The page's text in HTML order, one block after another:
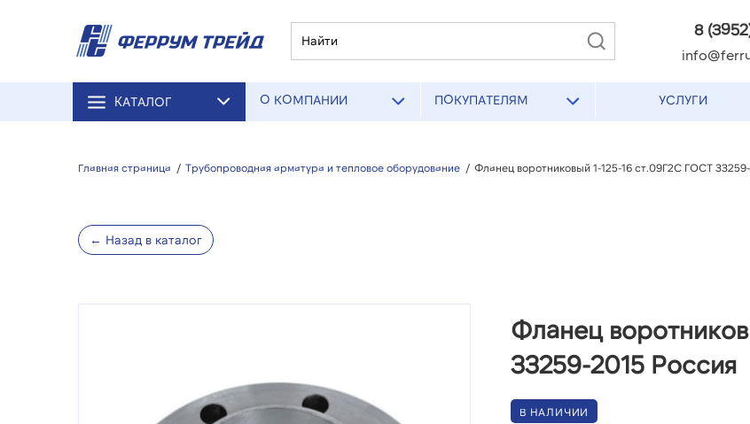
8
КАТАЛОГ О КОМПАНИИ ПОКУПАТЕЛЯМ УСЛУГИ
Главная страница / Трубопроводная арматура и тепловое оборудование / Фланец воротниковый 1-125-16 ст.09Г2С ГОСТ
← Назад в каталог
Фланец
33259-2015 Россия
В НАЛИЧИИ